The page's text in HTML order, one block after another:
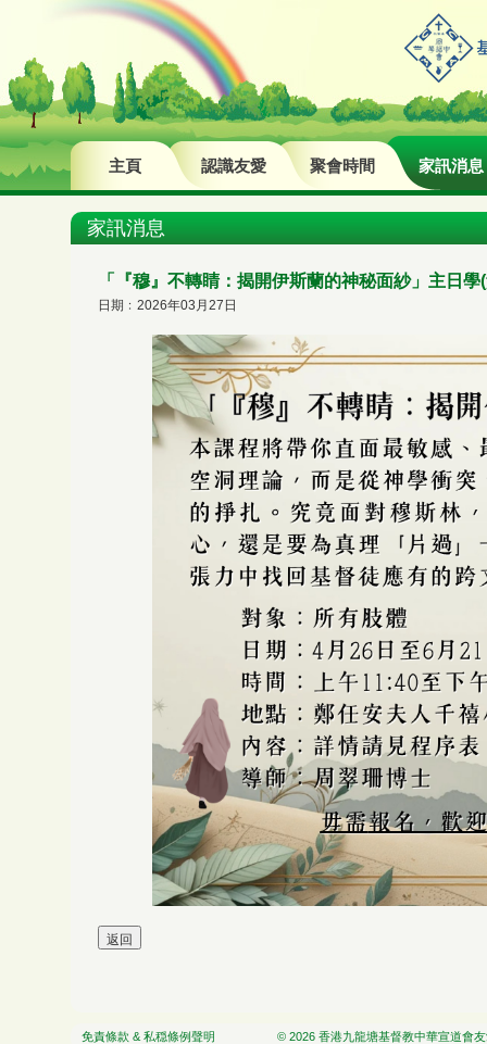
主頁 認識友愛 聚會時間 家訊消息
家訊消息
「『穆』不轉睛：揭開伊斯蘭的神秘面紗」主日
日期﹕2026年03月27日
免責條款 & 私穏條例聲明 © 2026 香港九龍塘基督教中華宣道會友愛